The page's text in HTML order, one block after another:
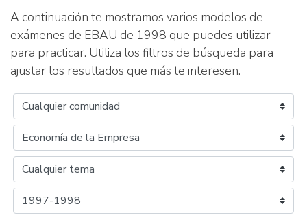
A continuación te mostramos varios modelos de
exámenes de EBAU de 1998 que puedes utilizar
para practicar. Utiliza los filtros de búsqueda para
ajustar los resultados que más te interesen.